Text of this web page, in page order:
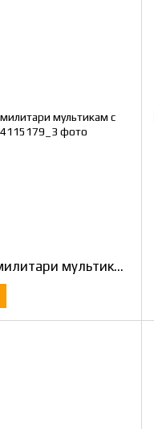
Бейсболка (кепка) милитари мультикам с велкро XXL